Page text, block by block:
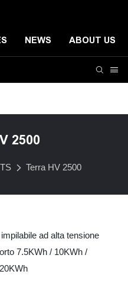
NEWS ABOUT US
2500
Terra HV 2500
ad alta tensione
7.5KWh / 10KWh /